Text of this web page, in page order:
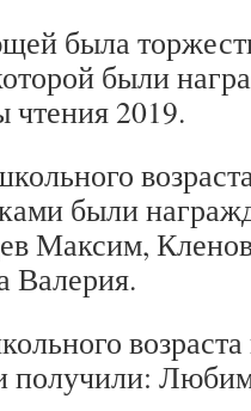
была
были
чтения 2019.
были
Максим,
Валерия.
получили: